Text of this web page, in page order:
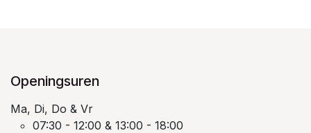
Openingsuren
Ma, Di, Do & Vr
07:30 - 12:00 & 13:00 - 18:00